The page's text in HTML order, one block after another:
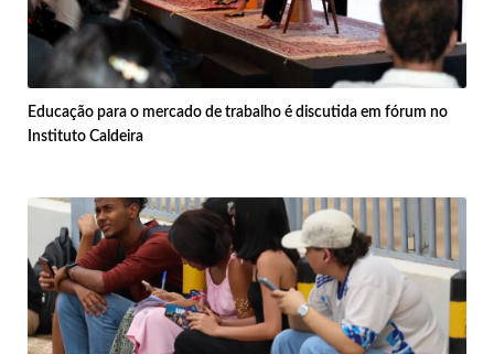
Educação para o mercado de trabalho é discutida em fórum no
Instituto Caldeira